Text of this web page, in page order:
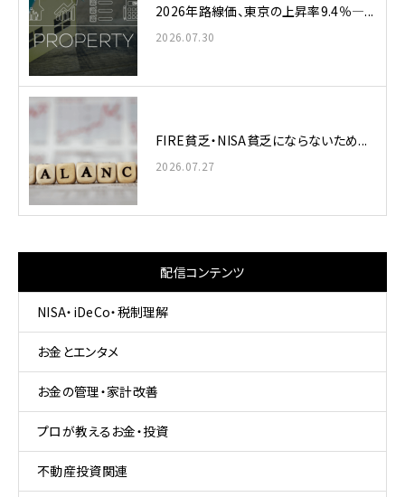
2026年路線価、東京の上昇率9.4％—...
2026.07.30
FIRE貧乏・NISA貧乏にならないため...
2026.07.27
配信コンテンツ
NISA・iDeCo・税制理解
お金とエンタメ
お金の管理・家計改善
プロが教えるお金・投資
不動産投資関連